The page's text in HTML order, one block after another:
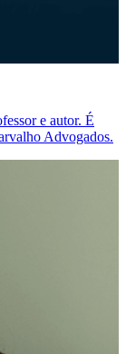
e autor. É
Advogados.